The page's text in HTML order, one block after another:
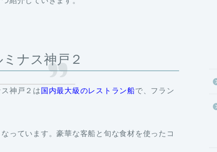
ナス神戸２
神戸２は国内最大級のレストラン船で、フラン
っています。豪華な客船と旬な食材を使ったコ